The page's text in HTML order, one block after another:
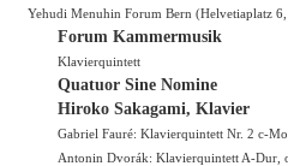
Yehudi Menuhin Forum Bern (Helvetiaplatz
Forum Kammermusik
Klavierquintett
Quatuor Sine Nomine
Hiroko Sakagami, Klavier
Gabriel Fauré: Klavierquintett Nr. 2 c-
Antonin Dvorák: Klavierquintett A-Dur,